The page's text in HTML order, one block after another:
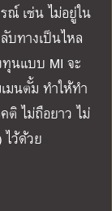
ณ์ เช่น ไม่อยู่ใน
บทางเป็นไหล
ทุนแบบ MI จะ
มนตั้ม ทำให้ทำ
ติ ไม่ถือยาว ไม่
ว้ด้วย